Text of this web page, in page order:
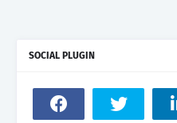
SOCIAL PLUGIN